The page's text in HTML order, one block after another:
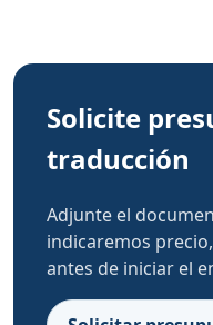
Solicite
traducción
Adjunte el
indicaremos
antes de iniciar el